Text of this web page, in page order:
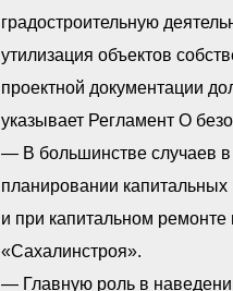
градостроительную
утилизация объектов
проектной документации
указывает Регламент О
— В большинстве случаев в
планировании
и при капитальном ремонте
«Сахалинстроя».
— Главную роль в